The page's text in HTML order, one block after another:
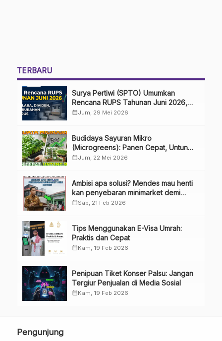
TERBARU
Surya Pertiwi (SPTO) Umumkan
Rencana RUPS Tahunan Juni 2026,
Bahas Penggunaan Laba Hingga
calendar_monthJum, 29 Mei 2026
Budidaya Sayuran Mikro
(Microgreens): Panen Cepat, Untung
Besar
calendar_monthJum, 22 Mei 2026
Ambisi apa solusi? Mendes mau henti
kan penyebaran minimarket demi
kopdes.
calendar_monthSab, 21 Feb 2026
Tips Menggunakan E-Visa Umrah:
Praktis dan Cepat
calendar_monthKam, 19 Feb 2026
Penipuan Tiket Konser Palsu: Jangan
Tergiur Penjualan di Media Sosial
calendar_monthKam, 19 Feb 2026
Pengunjung